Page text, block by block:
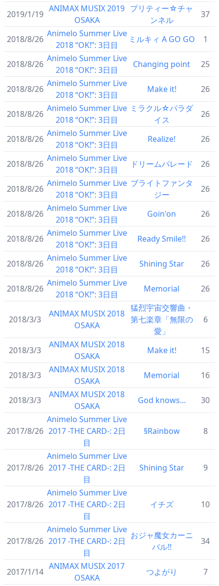
2019/1/19
ANIMAX MUSIX 2019
OSAKA
プリティー☆チャ
ンネル
37
2018/8/26
Animelo Summer Live
2018 “OK!”: 3日目
ミルキィ A GO GO 1
2018/8/26
Animelo Summer Live
2018 “OK!”: 3日目
Changing point 25
2018/8/26
Animelo Summer Live
2018 “OK!”: 3日目
Make it! 26
2018/8/26
Animelo Summer Live
2018 “OK!”: 3日目
ミラクル☆パラダ
イス
26
2018/8/26
Animelo Summer Live
2018 “OK!”: 3日目
Realize! 26
2018/8/26
Animelo Summer Live
2018 “OK!”: 3日目
ドリームパレード 26
2018/8/26
Animelo Summer Live
2018 “OK!”: 3日目
ブライトファンタ
ジー
26
2018/8/26
Animelo Summer Live
2018 “OK!”: 3日目
Goin'on 26
2018/8/26
Animelo Summer Live
2018 “OK!”: 3日目
Ready Smile!! 26
2018/8/26
Animelo Summer Live
2018 “OK!”: 3日目
Shining Star 26
2018/8/26
Animelo Summer Live
2018 “OK!”: 3日目
Memorial 26
2018/3/3
ANIMAX MUSIX 2018
OSAKA
猛烈宇宙交響曲・
第七楽章「無限の
愛」
6
2018/3/3
ANIMAX MUSIX 2018
OSAKA
Make it! 15
2018/3/3
ANIMAX MUSIX 2018
OSAKA
Memorial 16
2018/3/3
ANIMAX MUSIX 2018
OSAKA
God knows... 30
2017/8/26
Animelo Summer Live
2017 -THE CARD-: 2日
目
§Rainbow 8
2017/8/26
Animelo Summer Live
2017 -THE CARD-: 2日
目
Shining Star 9
2017/8/26
Animelo Summer Live
2017 -THE CARD-: 2日
目
イチズ 10
2017/8/26
Animelo Summer Live
2017 -THE CARD-: 2日
目
おジャ魔女カーニ
バル!!
34
2017/1/14
ANIMAX MUSIX 2017
OSAKA
つよがり 7